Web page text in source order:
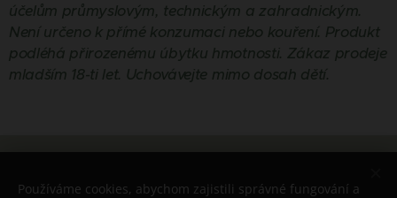
účelům průmyslovým, technickým a zahradnickým.
Není určeno k přímé konzumaci nebo kouření. Produkt
podléhá přirozenému úbytku hmotnosti. Zákaz prodeje
mladším 18-ti let. Uchovávejte mimo dosah dětí.
Používáme cookies, abychom zajistili správné fungování a